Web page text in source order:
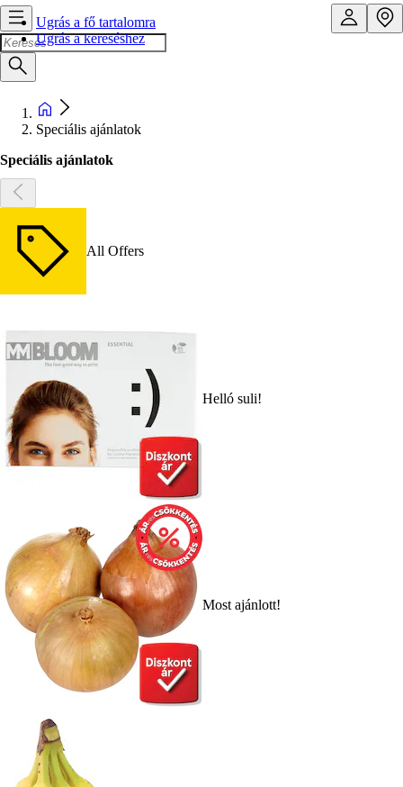
Ugrás a fő tartalomra
Ugrás a kereséshez
Speciális ajánlatok
Speciális ajánlatok
All Offers
Helló suli!
Most ajánlott!